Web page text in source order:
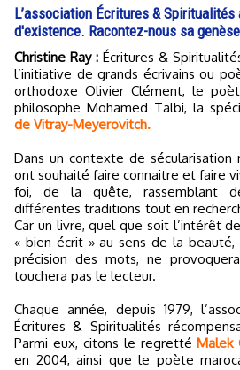
L’association Écritures & Spiritualités
d'existence. Racontez-nous sa
Christine Ray :Écritures &
l’initiative de grands écrivains ou
orthodoxe Olivier Clément, le
philosophe Mohamed Talbi, la
de Vitray-Meyerovitch.
Dans un contexte de sécularisation
ont souhaité faire connaitre et faire
foi, de la quête, rassemblant
différentes traditions tout en
Car un livre, quel que soit l’intérêt
« bien écrit » au sens de la
précision des mots, ne
touchera pas le lecteur.
Chaque année, depuis 1979,
Écritures & Spiritualités
Parmi eux, citons le regretté Malek
en 2004, ainsi que le poète